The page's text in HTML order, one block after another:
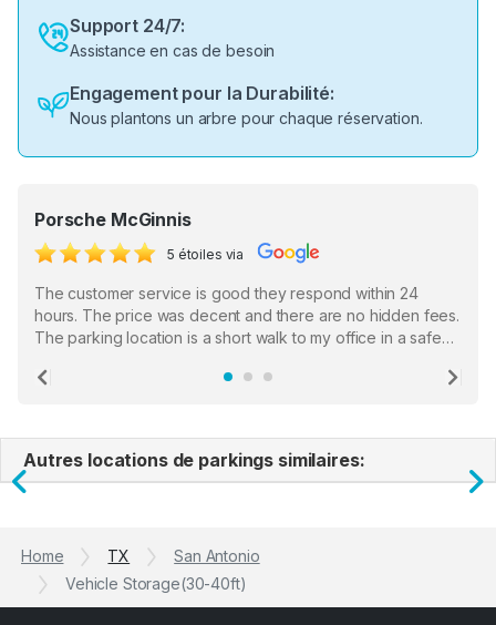
Support 24/7:
Assistance en cas de besoin
Engagement pour la Durabilité:
Nous plantons un arbre pour chaque réservation.
Porsche McGinnis
5 étoiles via
The customer service is good they respond within 24
hours. The price was decent and there are no hidden fees.
The parking location is a short walk to my office in a safe
the staff who serve as a third party in distributing the
Previous
Autres locations de parkings similaires:
Previous
Home TX
San Antonio
Vehicle Storage(30-40ft)